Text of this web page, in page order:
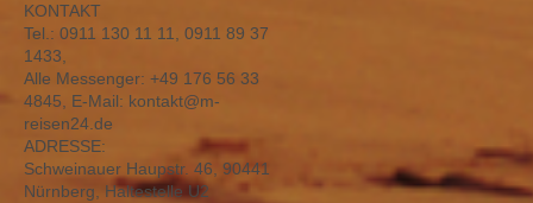
KONTAKT
Tel.: 0911 130 11 11, 0911 89 37
1433,
Alle Messenger: +49 176 56 33
4845, E-Mail: kontakt@m-
reisen24.de
ADRESSE:
Schweinauer Haupstr. 46, 90441
Nürnberg, Haltestelle U2